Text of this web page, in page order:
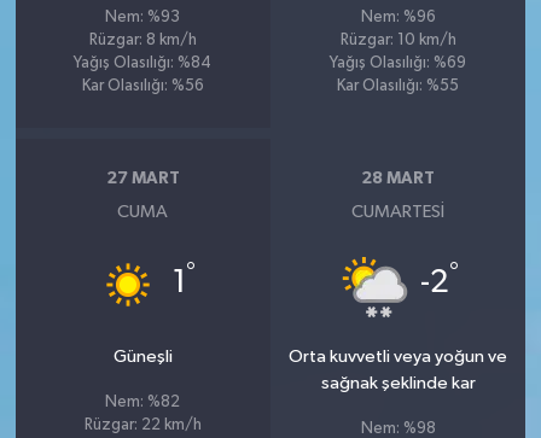
Nem: %93
Rüzgar: 8 km/h
Yağış Olasılığı: %84
Kar Olasılığı: %56
Nem: %96
Rüzgar: 10 km/h
Yağış Olasılığı: %69
Kar Olasılığı: %55
27 MART
CUMA
1 °
Güneşli
Nem: %82
Rüzgar: 22 km/h
28 MART
CUMARTESI
-2°
Orta kuvvetli veya yoğun ve
sağnak şeklinde kar
Nem: %98